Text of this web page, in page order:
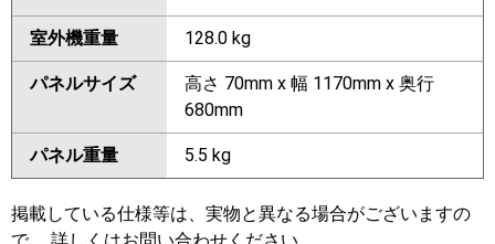
室外機重量 128.0 kg
パネルサイズ
高さ 70mm x 幅 1170mm x 奥行
680mm
パネル重量 5.5 kg
掲載している仕様等は、実物と異なる場合がございますの